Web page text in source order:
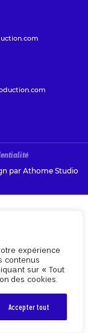
expérience
contenus
sur « Tout
des cookies.
Accepter tout
par Athome Studio